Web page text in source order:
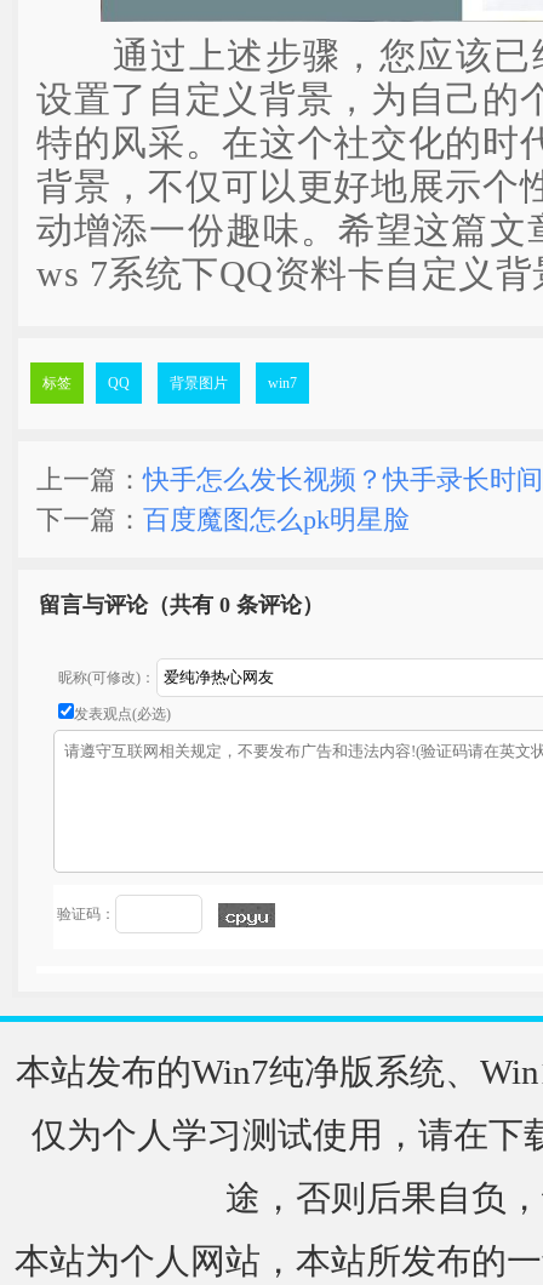
通过上述步骤，您应该已
设置了自定义背景，为自己的
特的风采。在这个社交化的时
背景，不仅可以更好地展示个
动增添一份趣味。希望这篇文
ws 7系统下QQ资料卡自定义
标签 QQ 背景图片 win7
上一篇：快手怎么发长视频？快手录长时
下一篇： 百度魔图怎么pk明星脸
留言与评论（共有 0 条评论）
昵称(可修改)：
发表观点(必选)
验证码：
本站发布的Win7纯净版系统、
仅为个人学习测试使用，请在下
途，否则后果自负
本站为个人网站，本站所发布的